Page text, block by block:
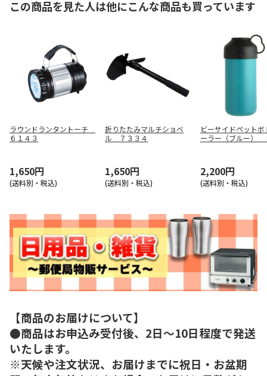
この商品を見た人は他にこんな商品も買っています
ラウンドランタントーチ
６１４３
1,650円
(送料別・税込)
折りたたみマルチショベ
ル ７３３４
1,650円
(送料別・税込)
ビーサイドペットボ
ーラー（ブルー）
2,200円
(送料別・税込)
【商品のお届けについて】
●商品はお申込み受付後、2日～10日程度で発送
いたします。
※天候や注文状況、お届けまでに祝日・お盆期